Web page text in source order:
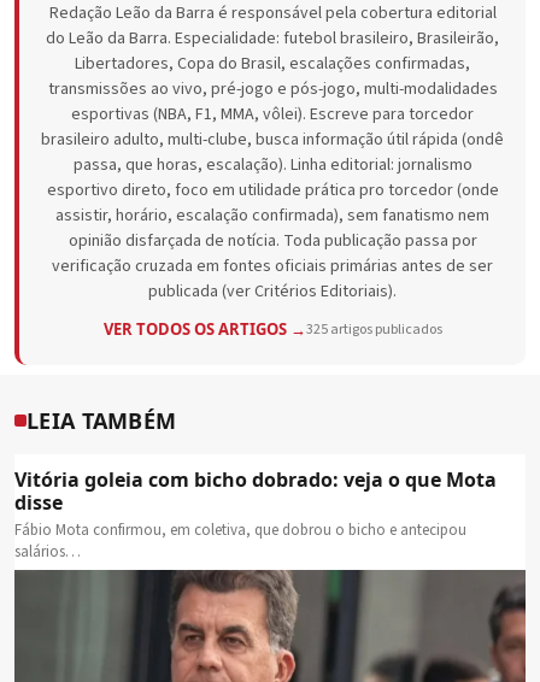
Redação Leão da Barra é responsável pela cobertura editorial
do Leão da Barra. Especialidade: futebol brasileiro, Brasileirão,
Libertadores, Copa do Brasil, escalações confirmadas,
transmissões ao vivo, pré-jogo e pós-jogo, multi-modalidades
esportivas (NBA, F1, MMA, vôlei). Escreve para torcedor
brasileiro adulto, multi-clube, busca informação útil rápida (ondê
passa, que horas, escalação). Linha editorial: jornalismo
esportivo direto, foco em utilidade prática pro torcedor (onde
assistir, horário, escalação confirmada), sem fanatismo nem
opinião disfarçada de notícia. Toda publicação passa por
verificação cruzada em fontes oficiais primárias antes de ser
publicada (ver Critérios Editoriais).
VER TODOS OS ARTIGOS →325 artigos publicados
LEIA TAMBÉM
Vitória goleia com bicho dobrado: veja o que Mota
disse
Fábio Mota confirmou, em coletiva, que dobrou o bicho e antecipou
salários…